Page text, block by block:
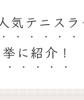
気テニス
挙に紹介！